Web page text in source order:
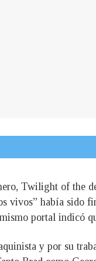
Twilight of the
vivos” había sido
portal indicó
y por su